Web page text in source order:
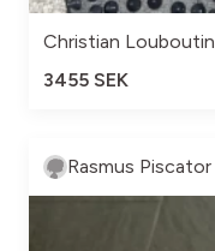
Christian Louboutin
3455 SEK
Rasmus Piscator